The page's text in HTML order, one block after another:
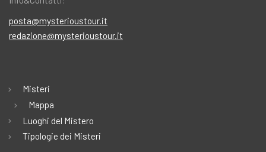
posta@mysterioustour.it
redazione@mysterioustour.it
Misteri
Mappa
Luoghi del Mistero
Tipologie dei Misteri